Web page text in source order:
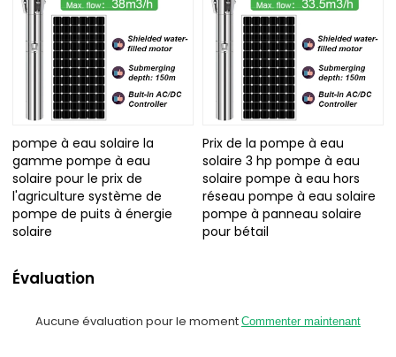
pompe à eau solaire la
gamme pompe à eau
solaire pour le prix de
l'agriculture système de
pompe de puits à énergie
solaire
Prix de la pompe à eau
solaire 3 hp pompe à eau
solaire pompe à eau hors
réseau pompe à eau solaire
pompe à panneau solaire
pour bétail
Évaluation
Aucune évaluation pour le moment Commenter maintenant